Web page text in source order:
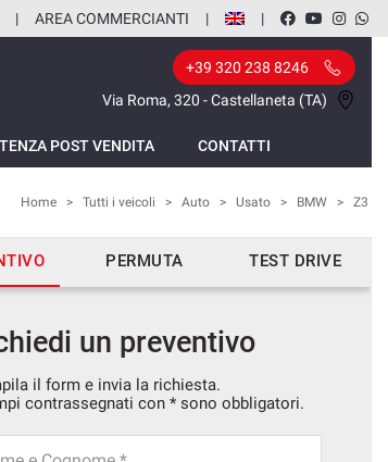
AREA COMMERCIANTI
+39 320 238 8246
Via Roma, 320 - Castellaneta (TA)
POST VENDITA CONTATTI
Home > Tutti i veicoli > Auto > Usato > BMW > Z3
PERMUTA TEST DRIVE
un preventivo
il form e invia la richiesta.
contrassegnati con * sono obbligatori.